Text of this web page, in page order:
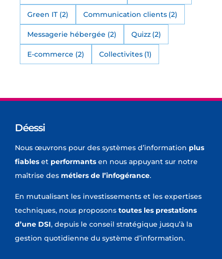
Green IT (2) Communication clients (2)
Messagerie hébergée (2) Quizz (2)
E-commerce (2) Collectivites (1)
Déessi
Nous œuvrons pour des systèmes d’information plus
fiablesetperformantsen nous appuyant sur notre
maîtrise des métiers de l’infogérance.
En mutualisant les investissements et les expertises
techniques, nous proposonstoutes les prestations
d’une DSI, depuis le conseil stratégique jusqu’à la
gestion quotidienne du système d’information.